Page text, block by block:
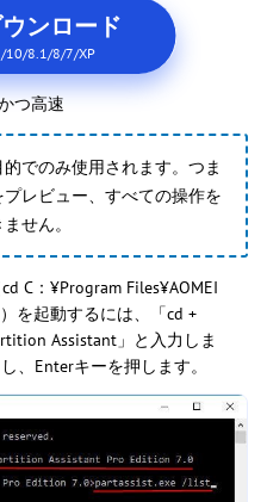
ンロード
10/8.1/8/7/XP
つ高速
でのみ使用されます。つま
レビュー、すべての操作を
せん。
C：¥Program Files¥AOMEI
を起動するには、「cd +
Assistant」と入力しま
、Enterキーを押します。